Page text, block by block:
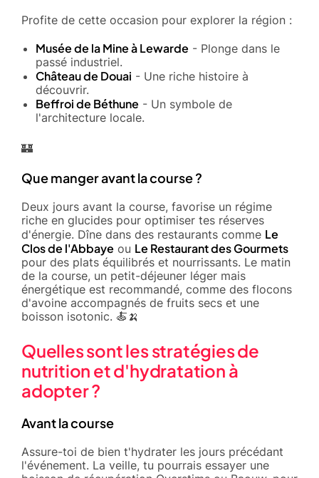
Profite de cette occasion pour explorer la région :
Musée de la Mine à Lewarde - Plonge dans le
passé industriel.
Château de Douai - Une riche histoire à
découvrir.
Beffroi de Béthune - Un symbole de
l'architecture locale.
🏰
Que manger avant la course ?
Deux jours avant la course, favorise un régime
riche en glucides pour optimiser tes réserves
d'énergie. Dîne dans des restaurants comme Le
Clos de l'Abbaye ou Le Restaurant des Gourmets
pour des plats équilibrés et nourrissants. Le matin
de la course, un petit-déjeuner léger mais
énergétique est recommandé, comme des flocons
d'avoine accompagnés de fruits secs et une
boisson isotonic. 🍝🍌
Quelles sont les stratégies de
nutrition et d'hydratation à
adopter ?
Avant la course
Assure-toi de bien t'hydrater les jours précédant
l'événement. La veille, tu pourrais essayer une